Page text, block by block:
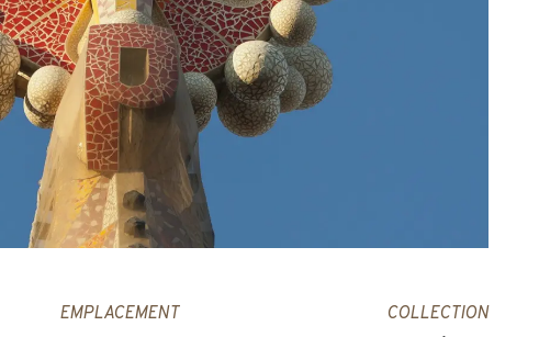
EMPLACEMENT
COLLECTION